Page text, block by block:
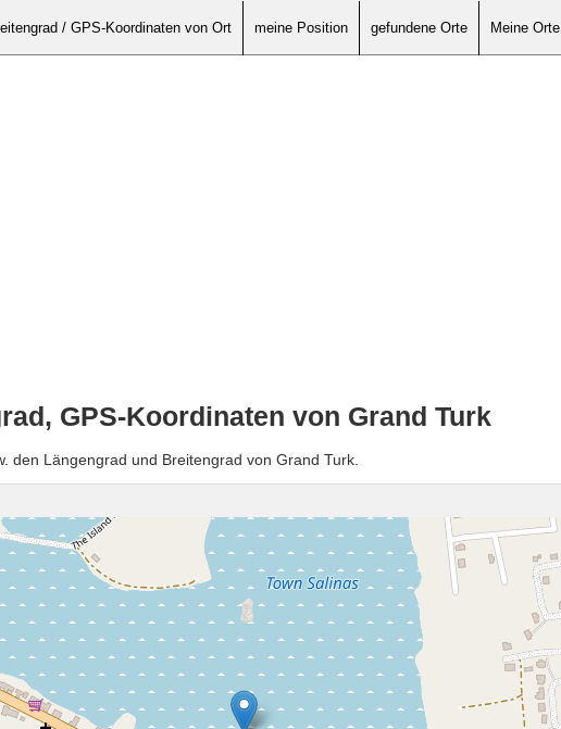
/ GPS-Koordinaten von Ort meine Position gefundene Orte Meine Orte
GPS-Koordinaten von Grand Turk
den Längengrad und Breitengrad von Grand Turk.